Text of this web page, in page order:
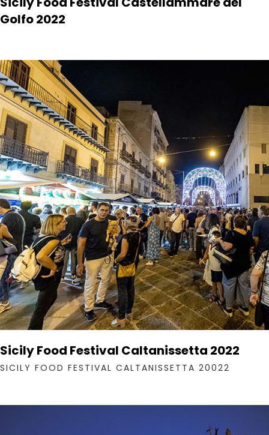
Golfo 2022
Sicily Food Festival Caltanissetta 2022
SICILY FOOD FESTIVAL CALTANISSETTA 20022